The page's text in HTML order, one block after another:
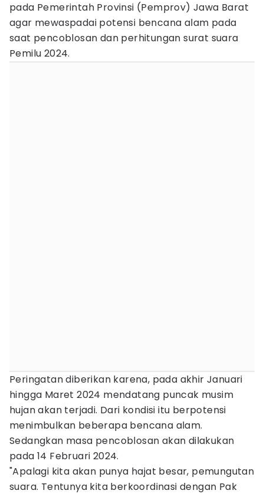
pada Pemerintah Provinsi (Pemprov) Jawa Barat
agar mewaspadai potensi bencana alam pada
saat pencoblosan dan perhitungan surat suara
Pemilu 2024.
Peringatan diberikan karena, pada akhir Januari
hingga Maret 2024 mendatang puncak musim
hujan akan terjadi. Dari kondisi itu berpotensi
menimbulkan beberapa bencana alam.
Sedangkan masa pencoblosan akan dilakukan
pada 14 Februari 2024.
"Apalagi kita akan punya hajat besar, pemungutan
suara. Tentunya kita berkoordinasi dengan Pak